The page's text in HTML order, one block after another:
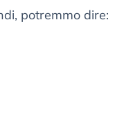
potremmo dire: